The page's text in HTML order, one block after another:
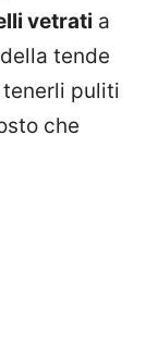
vetrati a
tende
puliti
che